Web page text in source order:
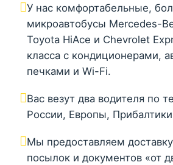
У нас комфортабельные,
микроавтобусы Mercedes-
Toyota HiAce и Chevrolet
класса с кондиционерами,
печками и Wi-Fi.
Вас везут два водителя по
России, Европы,
Мы предоставляем
посылок и документов «от